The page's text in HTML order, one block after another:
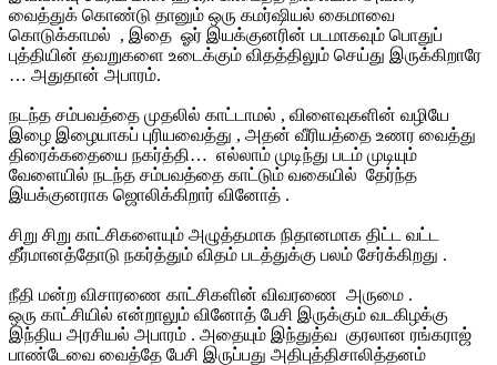
வைத்துக் கொண்டு தானும் ஒரு கமர்ஷியல் கைமாவை
கொடுக்காமல் , இதை ஓர் இயக்குனரின் படமாகவும் பொதுப்
புத்தியின் தவறுகளை உடைக்கும் விதத்திலும் செய்து இருக்கிறாரே
… அதுதான் அபாரம்.
நடந்த சம்பவத்தை முதலில் காட்டாமல் , விளைவுகளின் வழியே
இழை இழையாகப் புரியவைத்து , அதன் வீரியத்தை உணர வைத்து
திரைக்கதையை நகர்த்தி… எல்லாம் முடிந்து படம் முடியும்
வேளையில் நடந்த சம்பவத்தை காட்டும் வகையில் தேர்ந்த
இயக்குனராக ஜொலிக்கிறார் வினோத் .
சிறு சிறு காட்சிகளையும் அழுத்தமாக நிதானமாக திட்ட வட்ட
தீர்மானத்தோடு நகர்த்தும் விதம் படத்துக்கு பலம் சேர்க்கிறது .
நீதி மன்ற விசாரணை காட்சிகளின் விவரணை அருமை .
ஒரு காட்சியில் என்றாலும் வினோத் பேசி இருக்கும் வடகிழக்கு
இந்திய அரசியல் அபாரம் . அதையும் இந்துத்வ குரலான ரங்கராஜ்
பாண்டேவை வைத்தே பேசி இருப்பது அதிபுத்திசாலித்தனம்